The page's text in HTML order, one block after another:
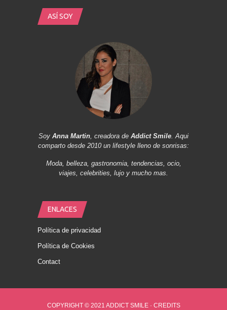
ASÍ SOY
Soy Anna Martin, creadora de Addict Smile. Aqui
comparto desde 2010 un lifestyle lleno de sonrisas:
Moda, belleza, gastronomia, tendencias, ocio,
viajes, celebrities, lujo y mucho mas.
ENLACES
Política de privacidad
Política de Cookies
Contact
COPYRIGHT © 2021 ADDICT SMILE · CREDITS